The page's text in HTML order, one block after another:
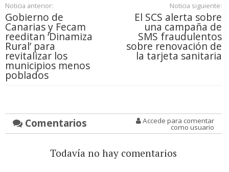
Noticia anterior:
Gobierno de
Canarias y Fecam
reeditan ‘Dinamiza
Rural’ para
revitalizar los
municipios menos
poblados
Noticia siguiente:
El SCS alerta sobre
una campaña de
SMS fraudulentos
sobre renovación de
la tarjeta sanitaria
Comentarios Accede para comentar
como usuario
Todavía no hay comentarios